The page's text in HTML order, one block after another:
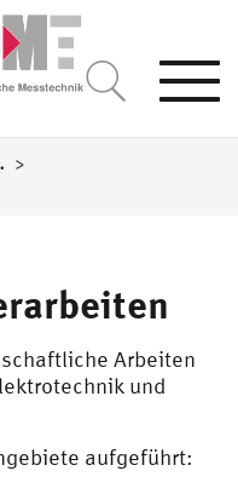
>
Arbeiten
und
aufgeführt: